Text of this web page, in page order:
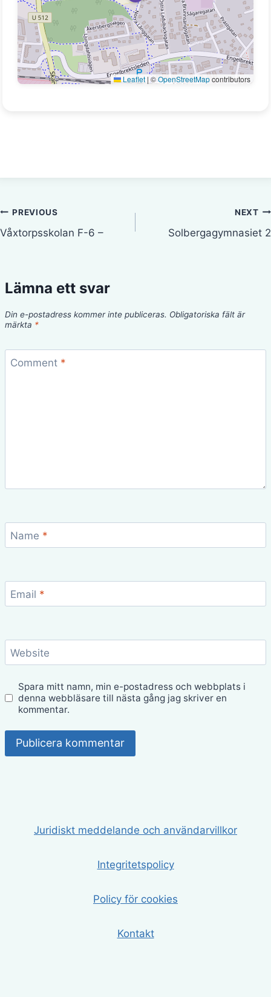
Leaflet | ©OpenStreetMapcontributors
Inläggsnavigering
PREVIOUS
Våxtorpsskolan F-6 –
NEXT
Solbergagymnasiet 2
Lämna ett svar
Din e-postadress kommer inte publiceras. Obligatoriska fält är
märkta *
Comment *
Name *
Email *
Website
Spara mitt namn, min e-postadress och webbplats i
denna webbläsare till nästa gång jag skriver en
kommentar.
Juridiskt meddelande och användarvillkor
Integritetspolicy
Policy för cookies
Kontakt